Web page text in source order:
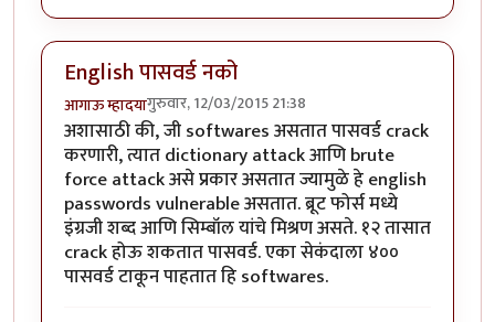
English पासवर्ड नको
आगाऊ म्हादयागुरुवार, 12/03/2015 21:38
अशासाठी की, जी softwares असतात पासवर्ड crack
करणारी, त्यात dictionary attack आणि brute
force attack असे प्रकार असतात ज्यामुळे हे english
passwords vulnerable असतात. ब्रूट फोर्स मध्ये
इंग्रजी शब्द आणि सिम्बॉल यांचे मिश्रण असते. १२ तासात
crack होऊ शकतात पासवर्ड. एका सेकंदाला ४००
पासवर्ड टाकून पाहतात हि softwares.